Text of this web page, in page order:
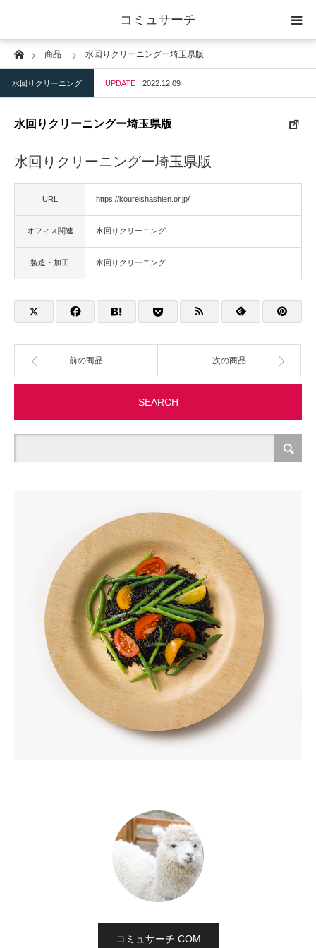
コミュサーチ
Home商品 水回りクリーニングー埼玉県版
水回りクリーニング UPDATE 2022.12.09
水回りクリーニングー埼玉県版
水回りクリーニングー埼玉県版
URL https://koureishashien.or.jp/
オフィス関連 水回りクリーニング
製造・加工 水回りクリーニング
前の商品 次の商品
SEARCH
コミュサーチ.COM
ホーム
士業
店舗・建築
物流・運送
事務